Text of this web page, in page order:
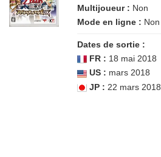
Multijoueur : Non
Mode en ligne : Non
Dates de sortie :
FR : 18 mai 2018
US : mars 2018
JP : 22 mars 2018